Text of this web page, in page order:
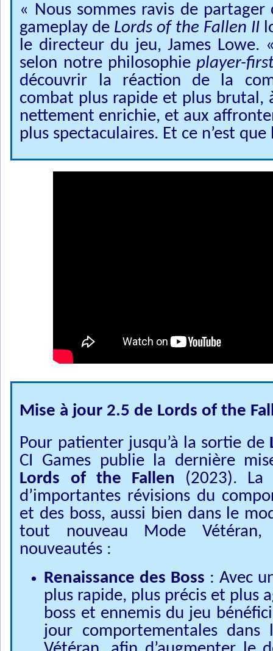
« Nous sommes ravis de
gameplay de Lords of the Fallen II
le directeur du jeu, James Lowe.
selon notre philosophie player-
découvrir la réaction de la
combat plus rapide et plus brutal,
nettement enrichie, et aux
plus spectaculaires. Et ce n’est
Mise à jour 2.5 de Lords of the
Pour patienter jusqu’à la sortie de
CI Games publie la dernière
Lords of the Fallen (2023). La
d’importantes révisions du
et des boss, aussi bien dans le
tout nouveau Mode Vétéran,
nouveautés :
Renaissance des Boss : Avec
plus rapide, plus précis et plus
boss et ennemis du jeu
jour comportementales dans